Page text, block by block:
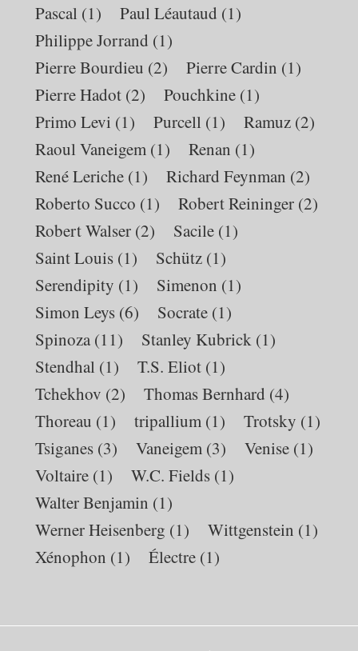
Pascal (1) Paul Léautaud (1)
Philippe Jorrand (1)
Pierre Bourdieu (2) Pierre Cardin (1)
Pierre Hadot (2) Pouchkine (1)
Primo Levi (1) Purcell (1) Ramuz (2)
Raoul Vaneigem (1) Renan (1)
René Leriche (1) Richard Feynman (2)
Roberto Succo (1) Robert Reininger (2)
Robert Walser (2) Sacile (1)
Saint Louis (1) Schütz (1)
Serendipity (1) Simenon (1)
Simon Leys (6) Socrate (1)
Spinoza (11) Stanley Kubrick (1)
Stendhal (1) T.S. Eliot (1)
Tchekhov (2) Thomas Bernhard (4)
Thoreau (1) tripallium (1) Trotsky (1)
Tsiganes (3) Vaneigem (3) Venise (1)
Voltaire (1) W.C. Fields (1)
Walter Benjamin (1)
Werner Heisenberg (1) Wittgenstein (1)
Xénophon (1) Électre (1)